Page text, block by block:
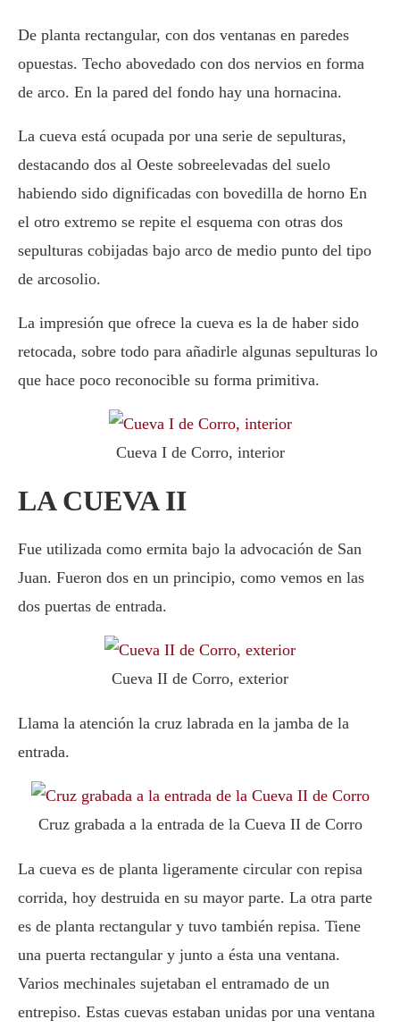
De planta rectangular, con dos ventanas en paredes
opuestas. Techo abovedado con dos nervios en forma
de arco. En la pared del fondo hay una hornacina.
La cueva está ocupada por una serie de sepulturas,
destacando dos al Oeste sobreelevadas del suelo
habiendo sido dignificadas con bovedilla de horno En
el otro extremo se repite el esquema con otras dos
sepulturas cobijadas bajo arco de medio punto del tipo
de arcosolio.
La impresión que ofrece la cueva es la de haber sido
retocada, sobre todo para añadirle algunas sepulturas lo
que hace poco reconocible su forma primitiva.
Cueva I de Corro, interior
LA CUEVA II
Fue utilizada como ermita bajo la advocación de San
Juan. Fueron dos en un principio, como vemos en las
dos puertas de entrada.
Cueva II de Corro, exterior
Llama la atención la cruz labrada en la jamba de la
entrada.
Cruz grabada a la entrada de la Cueva II de Corro
La cueva es de planta ligeramente circular con repisa
corrida, hoy destruida en su mayor parte. La otra parte
es de planta rectangular y tuvo también repisa. Tiene
una puerta rectangular y junto a ésta una ventana.
Varios mechinales sujetaban el entramado de un
entrepiso. Estas cuevas estaban unidas por una ventana